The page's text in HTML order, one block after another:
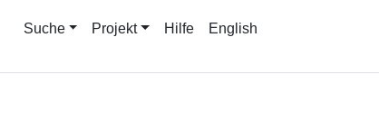
Suche Projekt Hilfe English